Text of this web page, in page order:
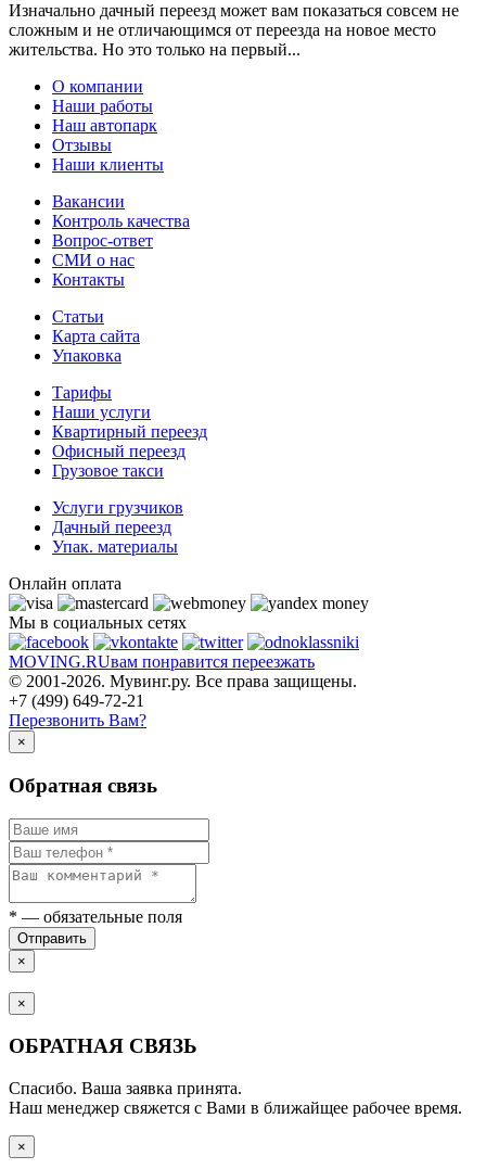
Изначально дачный переезд может вам показаться совсем не
сложным и не отличающимся от переезда на новое место
жительства. Но это только на первый...
О компании
Наши работы
Наш автопарк
Отзывы
Наши клиенты
Вакансии
Контроль качества
Вопрос-ответ
СМИ о нас
Контакты
Статьи
Карта сайта
Упаковка
Тарифы
Наши услуги
Квартирный переезд
Офисный переезд
Грузовое такси
Услуги грузчиков
Дачный переезд
Упак. материалы
Онлайн оплата
Мы в социальных сетях
MOVING.RUвам понравится переезжать
© 2001-2026. Мувинг.ру. Все права защищены.
+7 (499) 649-72-21
Перезвонить Вам?
×
Обратная связь
* — обязательные поля
Отправить
×
×
ОБРАТНАЯ СВЯЗЬ
Спасибо. Ваша заявка принята.
Наш менеджер свяжется с Вами в ближайщее рабочее время.
×